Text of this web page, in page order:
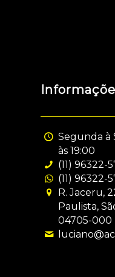
Segunda à
às 19:00
(11) 96322-
(11) 96322-
R. Jaceru,
Paulista,
04705-000